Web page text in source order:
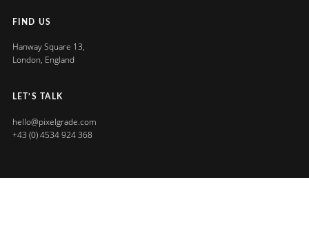
FIND US
Hanway Square 13,
London, England
LET’S TALK
hello@pixelgrade.com
+43 (0) 4534 924 368